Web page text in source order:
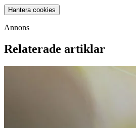
Hantera cookies
Annons
Relaterade artiklar